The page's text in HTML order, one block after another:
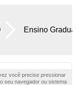
Ensino
você precise pressionar
seu navegador ou sistema